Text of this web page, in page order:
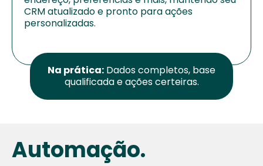
CRM atualizado e pronto para ações
personalizadas.
Na prática: Dados completos, base
qualificada e ações certeiras.
Automação.